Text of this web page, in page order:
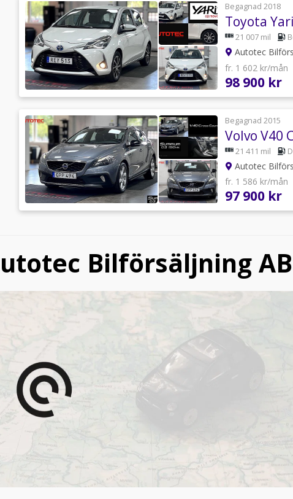
Begagnad 2018
Toyota
21 007 mil
Autotec
fr. 1 602 kr/mån
98 900 kr
Begagnad 2015
Volvo V40
21 411 mil
Autotec
fr. 1 586 kr/mån
97 900 kr
Bilförsäljning AB